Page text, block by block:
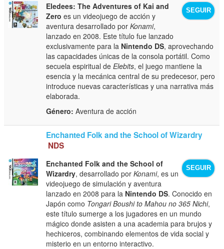
SEGUIR
Eledees: The Adventures of Kai and
Zero es un videojuego de acción y
aventura desarrollado porKonami,
lanzado en 2008. Este título fue lanzado
exclusivamente para la Nintendo DS, aprovechando
las capacidades únicas de la consola portátil. Como
secuela espiritual deElebits, el juego mantiene la
esencia y la mecánica central de su predecesor, pero
introduce nuevas características y una narrativa más
elaborada.
Género: Aventura de acción
Enchanted Folk and the School of Wizardry
NDS
SEGUIR
Enchanted Folk and the School of
Wizardry, desarrollado porKonami, es un
videojuego de simulación y aventura
lanzado en 2008 para la Nintendo DS. Conocido en
Japón como Tongari Boushi to Mahou no 365 Nichi,
este título sumerge a los jugadores en un mundo
mágico donde asisten a una academia para brujos y
hechiceros, combinando elementos de vida social y
misterio en un entorno interactivo.